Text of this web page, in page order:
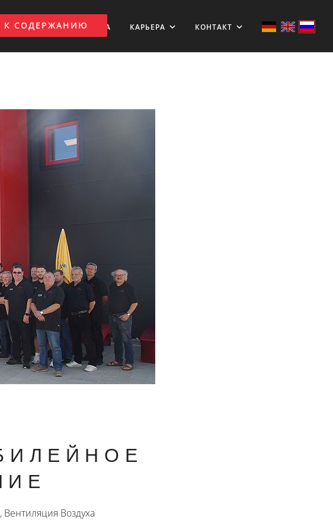
К СОДЕРЖАНИЮ
НОВОСТИ ЗАГРУЗКА КАРЬЕРА КОНТАКТ
Воздуха